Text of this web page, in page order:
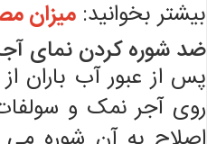
بیشتر بخوانید: میزان
ضد شوره کردن نمای
پس از عبور آب باران
روی آجر نمک و